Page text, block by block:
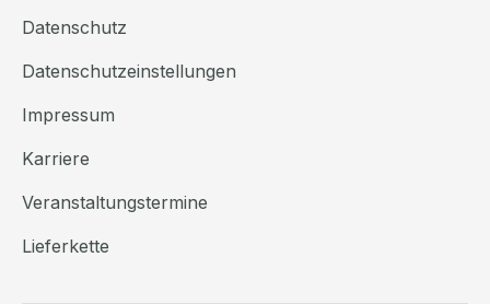
Datenschutz
Datenschutzeinstellungen
Impressum
Karriere
Veranstaltungstermine
Lieferkette